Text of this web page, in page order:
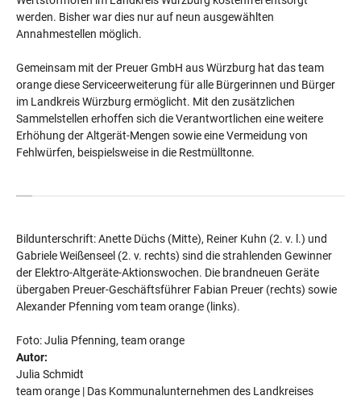
werden. Bisher war dies nur auf neun ausgewählten
Annahmestellen möglich.
Gemeinsam mit der Preuer GmbH aus Würzburg hat das team
orange diese Serviceerweiterung für alle Bürgerinnen und Bürger
im Landkreis Würzburg ermöglicht. Mit den zusätzlichen
Sammelstellen erhoffen sich die Verantwortlichen eine weitere
Erhöhung der Altgerät-Mengen sowie eine Vermeidung von
Fehlwürfen, beispielsweise in die Restmülltonne.
Bildunterschrift: Anette Düchs (Mitte), Reiner Kuhn (2. v. l.) und
Gabriele Weißenseel (2. v. rechts) sind die strahlenden Gewinner
der Elektro-Altgeräte-Aktionswochen. Die brandneuen Geräte
übergaben Preuer-Geschäftsführer Fabian Preuer (rechts) sowie
Alexander Pfenning vom team orange (links).
Foto: Julia Pfenning, team orange
Autor:
Julia Schmidt
team orange | Das Kommunalunternehmen des Landkreises